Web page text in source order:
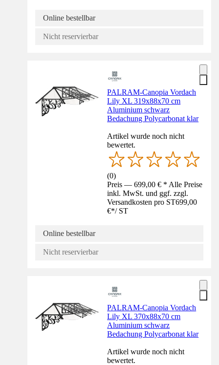
Online bestellbar
Nicht reservierbar
PALRAM-Canopia Vordach
Lily XL 319x88x70 cm
Aluminium schwarz
Bedachung Polycarbonat klar
Artikel wurde noch nicht
bewertet.
(0)
Preis — 699,00 € * Alle Preise
inkl. MwSt. und ggf. zzgl.
Versandkosten pro ST699,00
€*/ ST
Online bestellbar
Nicht reservierbar
PALRAM-Canopia Vordach
Lily XL 370x88x70 cm
Aluminium schwarz
Bedachung Polycarbonat klar
Artikel wurde noch nicht
bewertet.